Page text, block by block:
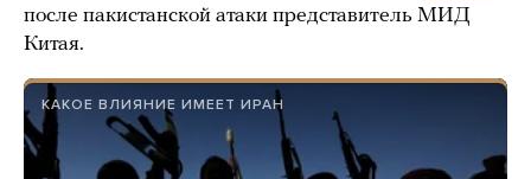
после пакистанской атаки представитель МИД
Китая.
КАКОЕ ВЛИЯНИЕ ИМЕЕТ ИРАН